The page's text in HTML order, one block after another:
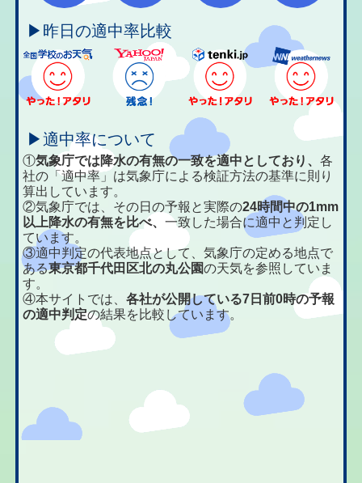
▶昨日の適中率比較
▶適中率について
①気象庁では降水の有無の一致を適中としており、各
社の「適中率」は気象庁による検証方法の基準に則り
算出しています。
②気象庁では、その日の予報と実際の24時間中の1mm
以上降水の有無を比べ、一致した場合に適中と判定し
ています。
③適中判定の代表地点として、気象庁の定める地点で
ある東京都千代田区北の丸公園の天気を参照していま
す。
④本サイトでは、各社が公開している7日前0時の予報
の適中判定の結果を比較しています。